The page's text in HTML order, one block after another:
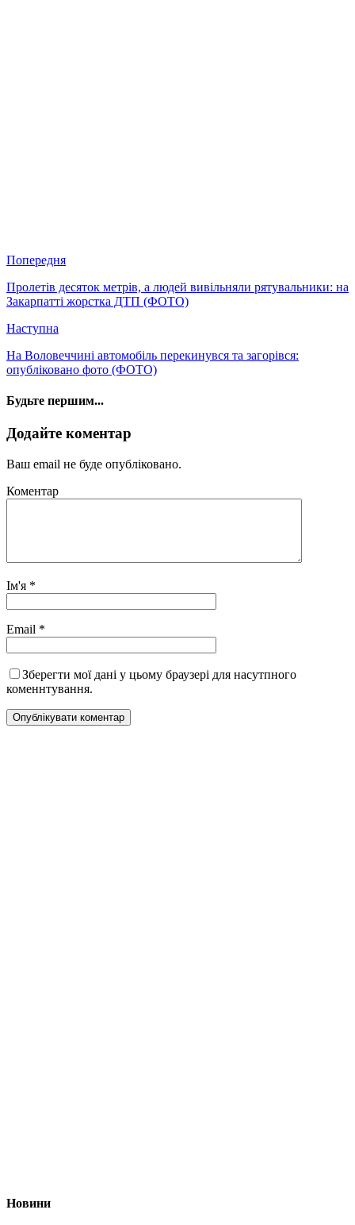
Попередня
Пролетів десяток метрів, а людей вивільняли рятувальники: на
Закарпатті жорстка ДТП (ФОТО)
Наступна
На Воловеччині автомобіль перекинувся та загорівся:
опубліковано фото (ФОТО)
Будьте першим...
Додайте коментар
Ваш email не буде опубліковано.
Коментар
Ім'я *
Email *
Зберегти мої дані у цьому браузері для насутпного
коменнтування.
Новини